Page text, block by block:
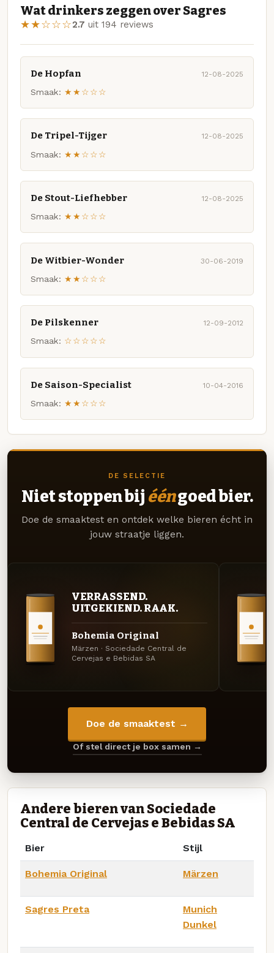
Wat drinkers zeggen over Sagres
★★☆☆☆2.7 uit 194 reviews
De Hopfan 12-08-2025
Smaak: ★★☆☆☆
De Tripel-Tijger 12-08-2025
Smaak: ★★☆☆☆
De Stout-Liefhebber 12-08-2025
Smaak: ★★☆☆☆
De Witbier-Wonder 30-06-2019
Smaak: ★★☆☆☆
De Pilskenner 12-09-2012
Smaak: ☆☆☆☆☆
De Saison-Specialist 10-04-2016
Smaak: ★★☆☆☆
DE SELECTIE
Niet stoppen bij ééngoed bier.
Doe de smaaktest en ontdek welke bieren écht in
jouw straatje liggen.
VERRASSEND.
UITGEKIEND. RAAK.
Bohemia Original
Märzen · Sociedade Central de
Cervejas e Bebidas SA
Doe de smaaktest →
Of stel direct je box samen →
Andere bieren van Sociedade
Central de Cervejas e Bebidas SA
Bier Stijl
Bohemia Original Märzen
Sagres Preta
Munich
Dunkel